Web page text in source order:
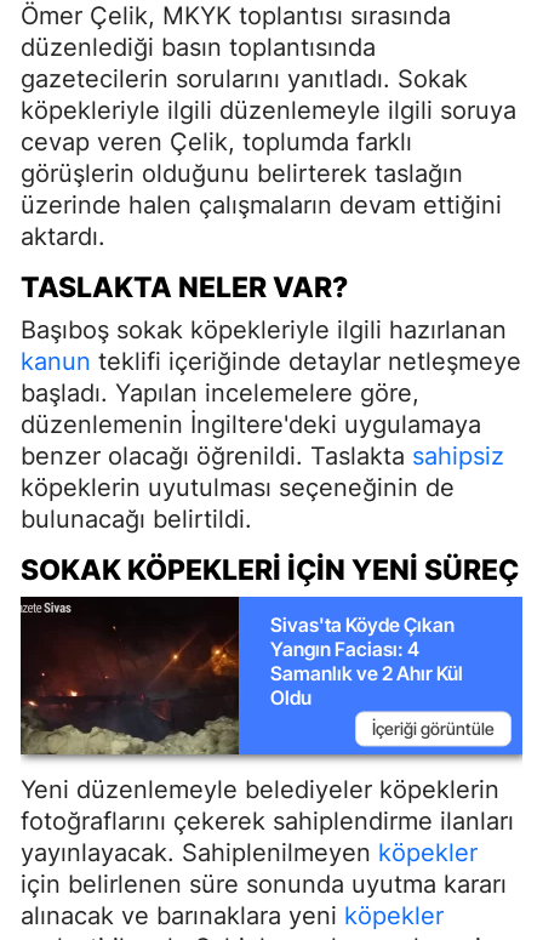
Ömer Çelik, MKYK toplantısı sırasında
düzenlediği basın toplantısında
gazetecilerin sorularını yanıtladı. Sokak
köpekleriyle ilgili düzenlemeyle ilgili soruya
cevap veren Çelik, toplumda farklı
görüşlerin olduğunu belirterek taslağın
üzerinde halen çalışmaların devam ettiğini
aktardı.
TASLAKTA NELER VAR?
Başıboş sokak köpekleriyle ilgili hazırlanan
kanun teklifi içeriğinde detaylar netleşmeye
başladı. Yapılan incelemelere göre,
düzenlemenin İngiltere'deki uygulamaya
benzer olacağı öğrenildi. Taslakta sahipsiz
köpeklerin uyutulması seçeneğinin de
bulunacağı belirtildi.
SOKAK KÖPEKLERI İÇIN YENI SÜREÇ
Sivas'ta Köyde Çıkan
Yangın Faciası: 4
Samanlık ve 2 Ahır Kül
Oldu
İçeriği görüntüle
Yeni düzenlemeyle belediyeler köpeklerin
fotoğraflarını çekerek sahiplendirme ilanları
yayınlayacak. Sahiplenilmeyen köpekler
için belirlenen süre sonunda uyutma kararı
alınacak ve barınaklara yeni köpekler